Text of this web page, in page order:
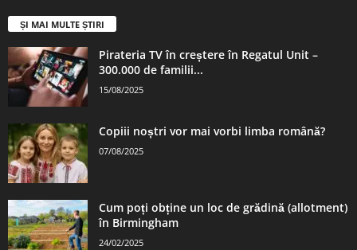
ȘI MAI MULTE ȘTIRI
Pirateria TV în creștere în Regatul Unit –
300.000 de familii...
15/08/2025
Copiii noștri vor mai vorbi limba română?
07/08/2025
Cum poți obține un loc de grădină (allotment)
în Birmingham
24/02/2025